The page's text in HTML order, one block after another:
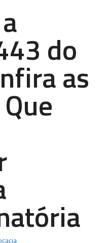
do
as